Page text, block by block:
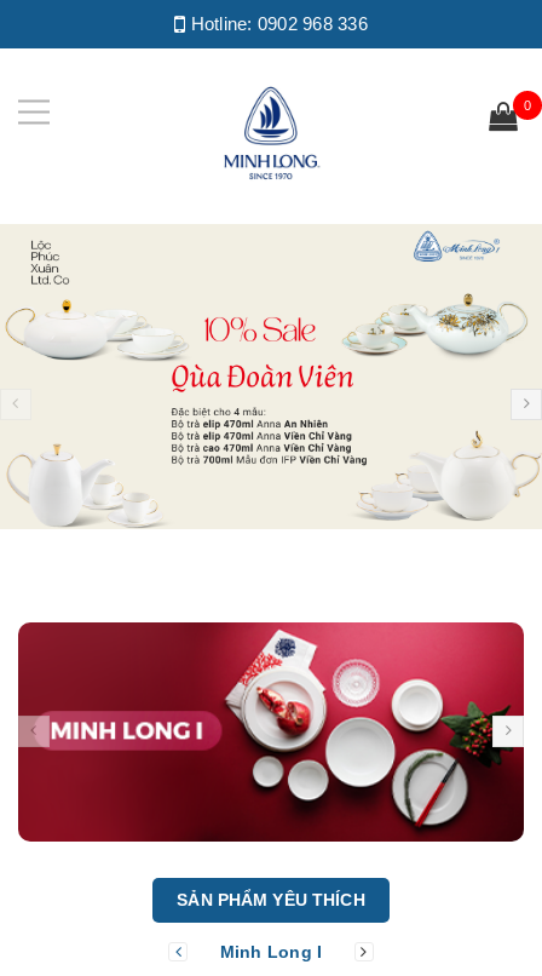
Hotline: 0902 968 336
0
SẢN PHẨM YÊU THÍCH
Minh Long I